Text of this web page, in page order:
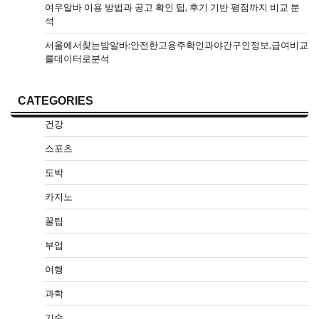
여우알바 이용 방법과 공고 확인 팁, 후기 기반 평점까지 비교 분
석
서울에서찾는밤알바:안전한고용주확인과야간구인정보,급여비교
를데이터로분석
CATEGORIES
건강
스포츠
도박
카지노
꿀팁
부업
여행
과학